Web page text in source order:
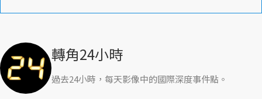
轉角24小時
過去24小時，每天影像中的國際深度事件點。